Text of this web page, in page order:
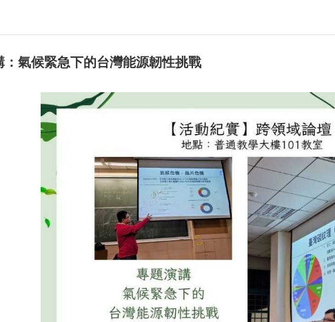
：氣候緊急下的台灣能源韌性挑戰